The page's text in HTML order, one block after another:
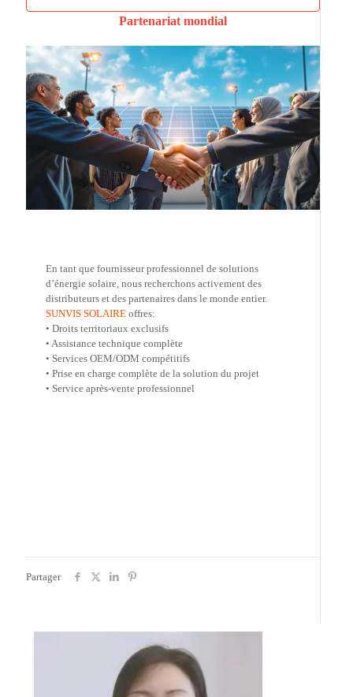
Partenariat mondial
En tant que fournisseur professionnel de solutions
d’énergie solaire, nous recherchons activement des
distributeurs et des partenaires dans le monde entier.
SUNVIS SOLAIRE offres:
• Droits territoriaux exclusifs
• Assistance technique complète
• Services OEM/ODM compétitifs
• Prise en charge complète de la solution du projet
• Service après-vente professionnel
Partager